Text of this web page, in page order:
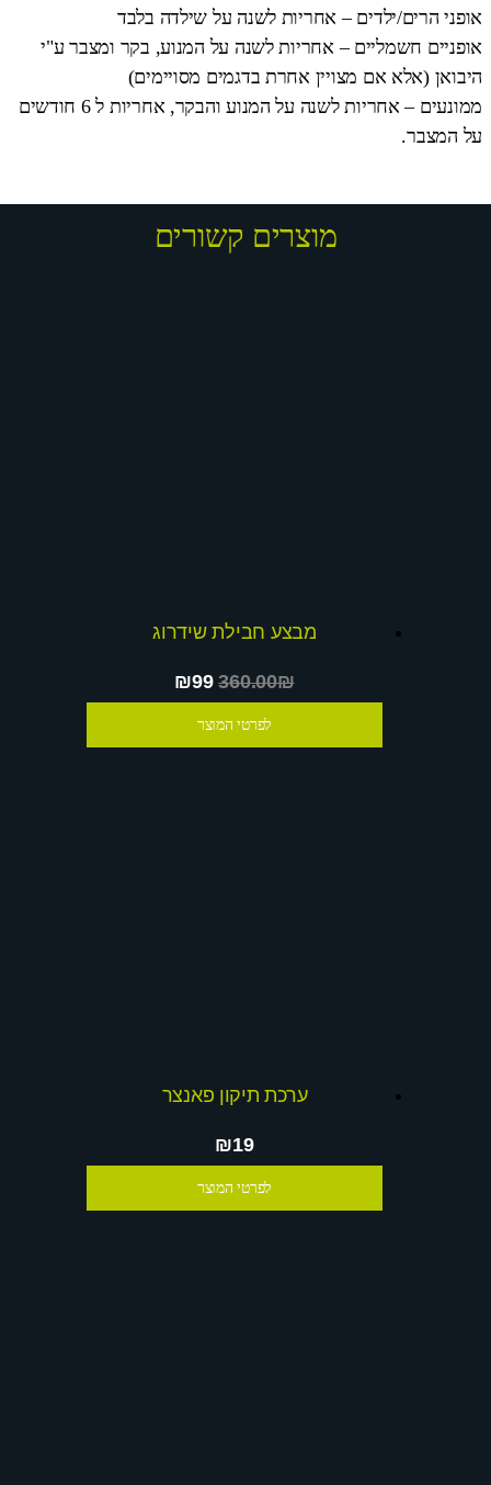
אופני הרים/ילדים – אחריות לשנה על שילדה בלבד
אופניים חשמליים – אחריות לשנה על המנוע, בקר ומצבר ע"י
היבואן (אלא אם מצויין אחרת בדגמים מסויימים)
ממונעים – אחריות לשנה על המנוע והבקר, אחריות ל 6 חודשים
על המצבר.
מוצרים קשורים
מבצע חבילת שידרוג
₪99360.00₪
לפרטי המוצר
ערכת תיקון פאנצר
₪19
לפרטי המוצר